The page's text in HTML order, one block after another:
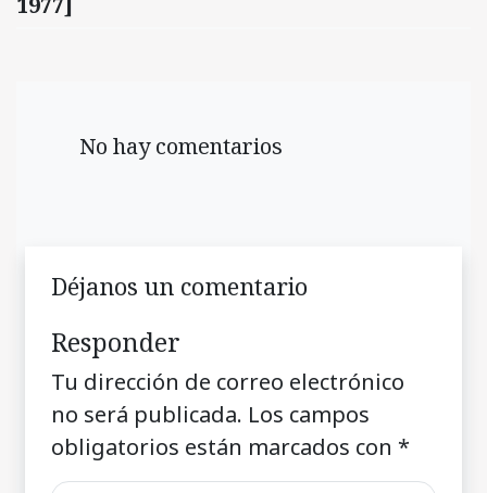
No hay comentarios
Déjanos un comentario
Responder
Tu dirección de correo electrónico
no será publicada. Los campos
obligatorios están marcados con *